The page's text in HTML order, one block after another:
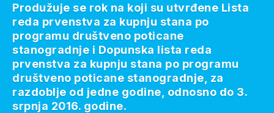
Produžuje se rok na koji su utvrđene Lista
reda prvenstva za kupnju stana po
programu društveno poticane
stanogradnje i Dopunska lista reda
prvenstva za kupnju stana po programu
društveno poticane stanogradnje, za
razdoblje od jedne godine, odnosno do 3.
srpnja 2016. godine.